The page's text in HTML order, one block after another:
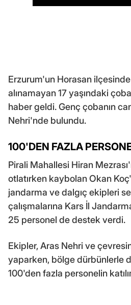
Erzurum'un Horasan
alınamayan 17 yaşındaki
haber geldi. Genç çobanın
Nehri'nde bulundu.
100'DEN FAZLA
Pirali Mahallesi Hiran
otlatırken kaybolan Okan
jandarma ve dalgıç ekipleri
çalışmalarına Kars İl
25 personel de destek verdi.
Ekipler, Aras Nehri ve
yaparken, bölge dürbünlerle
100'den fazla personelin